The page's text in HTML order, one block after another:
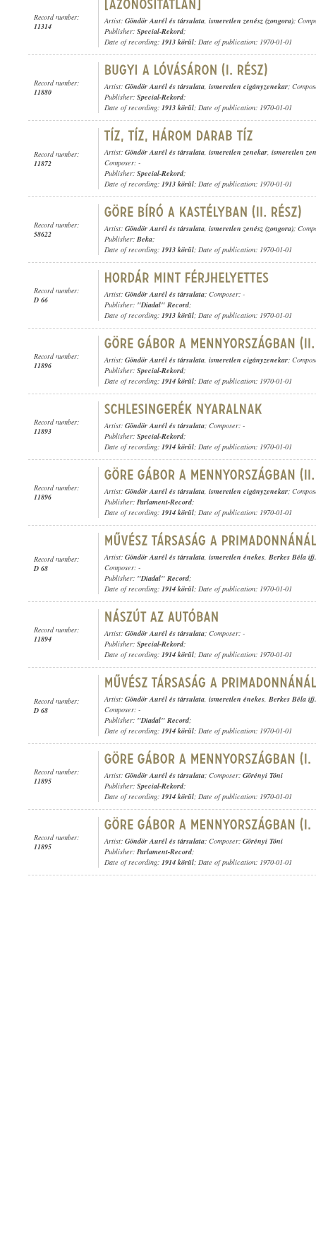
Record number:
11314
Artist: Göndör Aurél és társulata, ismeretlen zenész (zongora);
Publisher: Special-Rekord;
Date of recording: 1913 körül; Date of publication: 1970-01-01
Record number:
11880
Artist: Göndör Aurél és társulata, ismeretlen cigányzenekar;
Publisher: Special-Rekord;
Date of recording: 1913 körül; Date of publication: 1970-01-01
Record number:
11872
Artist: Göndör Aurél és társulata, ismeretlen zenekar, ismeretlen
Composer: -
Publisher: Special-Rekord;
Date of recording: 1913 körül; Date of publication: 1970-01-01
Record number:
58622
Artist: Göndör Aurél és társulata, ismeretlen zenész (zongora);
Publisher: Beka;
Date of recording: 1913 körül; Date of publication: 1970-01-01
Record number:
D 66
Artist: Göndör Aurél és társulata; Composer: -
Publisher: "Diadal" Record;
Date of recording: 1913 körül; Date of publication: 1970-01-01
Record number:
11896
Artist: Göndör Aurél és társulata, ismeretlen cigányzenekar;
Publisher: Special-Rekord;
Date of recording: 1914 körül; Date of publication: 1970-01-01
Record number:
11893
Artist: Göndör Aurél és társulata; Composer: -
Publisher: Special-Rekord;
Date of recording: 1914 körül; Date of publication: 1970-01-01
Record number:
11896
Artist: Göndör Aurél és társulata, ismeretlen cigányzenekar;
Publisher: Parlament-Record;
Date of recording: 1914 körül; Date of publication: 1970-01-01
Record number:
D 68
Artist: Göndör Aurél és társulata, ismeretlen énekes, Berkes Béla
Composer: -
Publisher: "Diadal" Record;
Date of recording: 1914 körül; Date of publication: 1970-01-01
Record number:
11894
Artist: Göndör Aurél és társulata; Composer: -
Publisher: Special-Rekord;
Date of recording: 1914 körül; Date of publication: 1970-01-01
Record number:
D 68
Artist: Göndör Aurél és társulata, ismeretlen énekes, Berkes Béla
Composer: -
Publisher: "Diadal" Record;
Date of recording: 1914 körül; Date of publication: 1970-01-01
Record number:
11895
Artist: Göndör Aurél és társulata; Composer: Görényi Tóni
Publisher: Special-Rekord;
Date of recording: 1914 körül; Date of publication: 1970-01-01
Record number:
11895
Artist: Göndör Aurél és társulata; Composer: Görényi Tóni
Publisher: Parlament-Record;
Date of recording: 1914 körül; Date of publication: 1970-01-01